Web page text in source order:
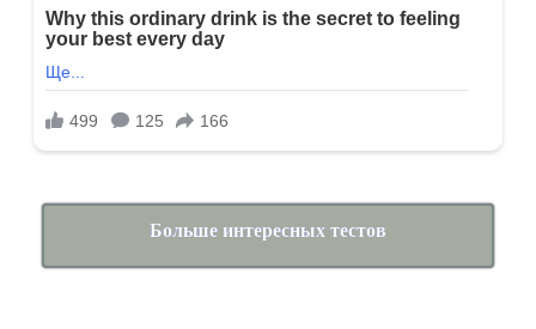
Больше интересных тестов